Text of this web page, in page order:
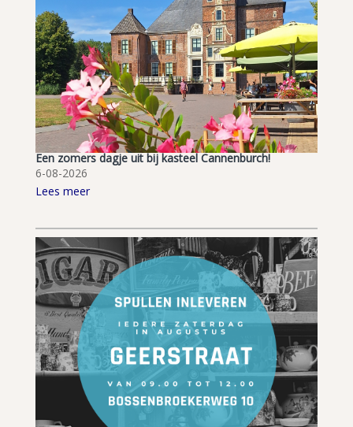
Een zomers dagje uit bij kasteel Cannenburch!
6-08-2026
Lees meer